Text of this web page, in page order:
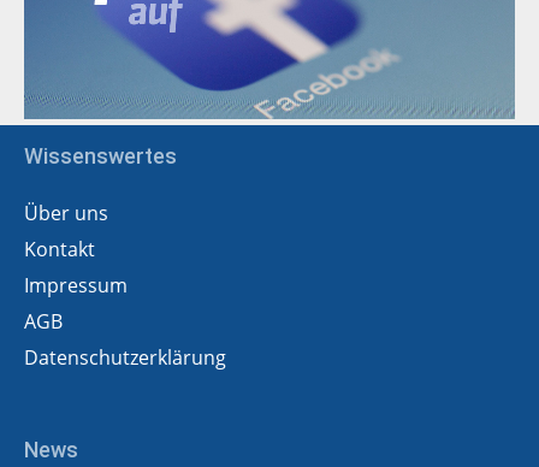
Wissenswertes
Über uns
Kontakt
Impressum
AGB
Datenschutzerklärung
News